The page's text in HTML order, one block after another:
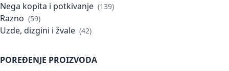
Nega kopita i potkivanje 139
Razno 59
Uzde, dizgini i žvale 42
POREĐENJE PROIZVODA